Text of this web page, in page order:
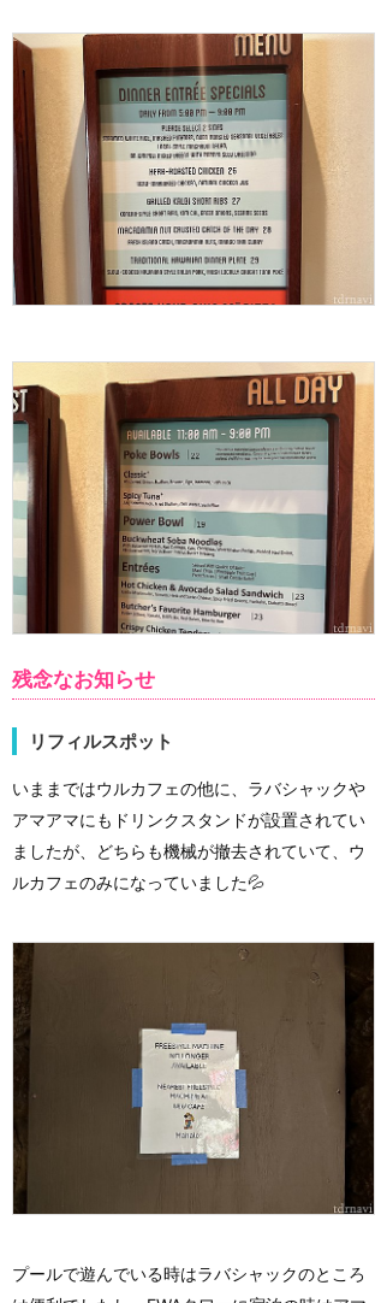
残念なお知らせ
リフィルスポット
いままではウルカフェの他に、ラバシャックや
アマアマにもドリンクスタンドが設置されてい
ましたが、どちらも機械が撤去されていて、ウ
ルカフェのみになっていました💦
プールで遊んでいる時はラバシャックのところ